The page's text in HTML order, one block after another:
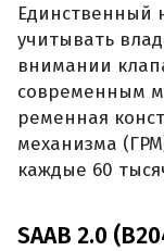
Единственный
учитывать
внимании
современным
ременная
механизма
каждые 60
SAAB 2.0